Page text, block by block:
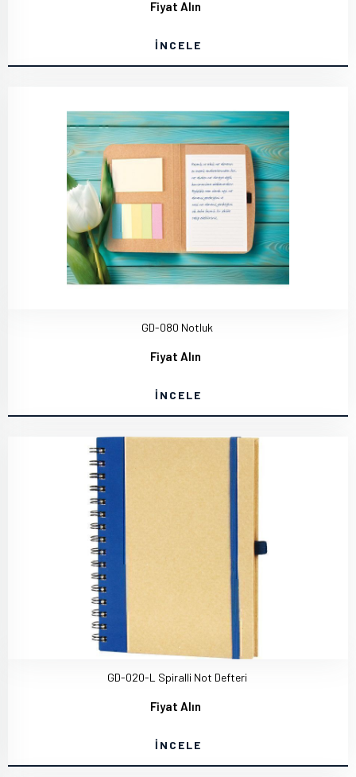
Fiyat Alın
İNCELE
GD-080 Notluk
Fiyat Alın
İNCELE
GD-020-L Spiralli Not Defteri
Fiyat Alın
İNCELE